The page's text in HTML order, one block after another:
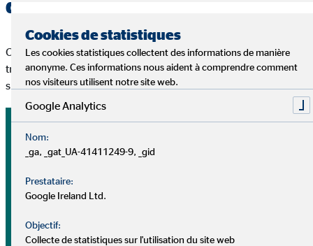
de l’argent ?
Ceux qui s’informent un peu constateront qu’il y a des options
très différentes sur le marché financier. Ils se distinguent
surtout par classes d’actifs.
Cookies de statistiques
Les cookies statistiques collectent des informations de manière
anonyme. Ces informations nous aident à comprendre comment
nos visiteurs utilisent notre site web.
Google Analytics
Nom:
_ga, _gat_UA-41411249-9, _gid
Prestataire:
Google Ireland Ltd.
Objectif:
Collecte de statistiques sur l'utilisation du site web